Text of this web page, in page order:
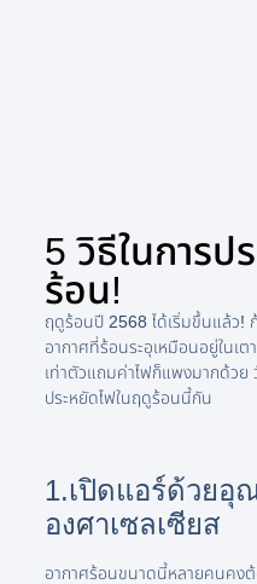
5 วิธีในการป
ร้อน!
ฤดูร้อนปี 2568 ได้เริ่มขึ้นแล้ว!
อากาศที่ร้อนระอุเหมือนอยู่ในเ
เท่าตัวแถมค่าไฟก็แพงมากด้วย
ประหยัดไฟในฤดูร้อนนี้กัน
1.เปิดแอร์ด้วยอุ
องศาเซลเซียส
อากาศร้อนขนาดนี้หลายคนคงต้